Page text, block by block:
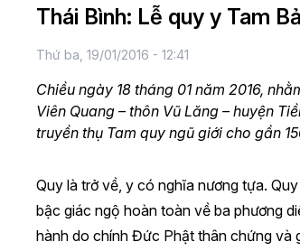
Thái Bình: Lễ quy y Tam
Thứ ba, 19/01/2016 - 12:41
Chiều ngày 18 tháng 01 năm 2016,
Viên Quang – thôn Vũ Lăng – huyện
truyền thụ Tam quy ngũ giới cho gần
Quy là trở về, y có nghĩa nương tựa.
bậc giác ngộ hoàn toàn về ba phương
hành do chính Đức Phật thân chứng và